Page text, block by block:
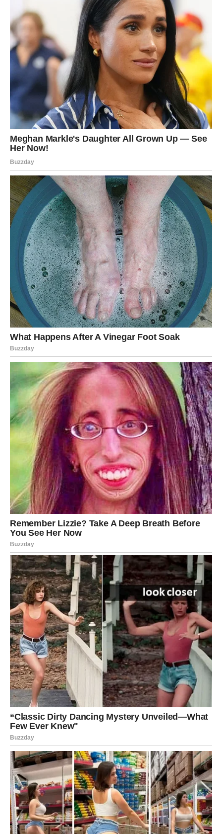
Kajanje kod Blizanaca dolazi kroz misli koje se vrte u
krug, kroz razgovore koje vodite sami sa sobom, kroz
potrebu da razumete gde ste pogrešili. I iako ste skloni
da sve racionalizujete, emocije sada traže da budu
priznate.
Ovo je period u kojem učite da ne možete sve držati
otvorenim zauvek. Neke prilike traže
jasan izbor
, a ne
analizu bez kraja.
Poruka za Blizance:
izabrati uopšte. Naredni dani vas uče hrabrosti odluke.